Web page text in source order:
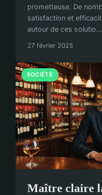
prometteuse. De
satisfaction et
autour de ces solutio...
27 février 2025
SOCIÉTÉ
Maître claire